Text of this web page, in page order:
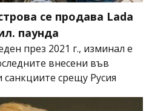
се продава Lada
паунда
през 2021 г., изминал е
внесени във
срещу Русия